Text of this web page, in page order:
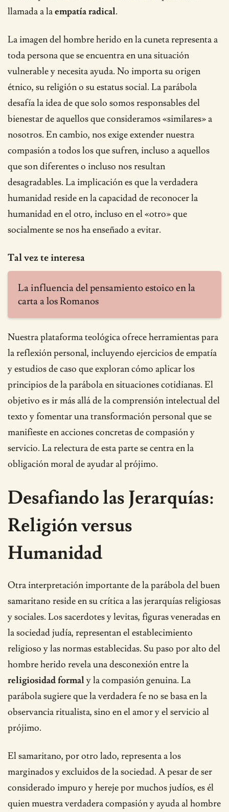
llamada a laempatía radical.
La imagen del hombre herido en la cuneta representa a
toda persona que se encuentra en una situación
vulnerable y necesita ayuda. No importa su origen
étnico, su religión o su estatus social. La parábola
desafía la idea de que solo somos responsables del
bienestar de aquellos que consideramos «similares» a
nosotros. En cambio, nos exige extender nuestra
compasión a todos los que sufren, incluso a aquellos
que son diferentes o incluso nos resultan
desagradables. La implicación es que la verdadera
humanidad reside en la capacidad de reconocer la
humanidad en el otro, incluso en el «otro» que
socialmente se nos ha enseñado a evitar.
Tal vez te interesa
La influencia del pensamiento estoico en la
carta a los Romanos
Nuestra plataforma teológica ofrece herramientas para
la reflexión personal, incluyendo ejercicios de empatía
y estudios de caso que exploran cómo aplicar los
principios de la parábola en situaciones cotidianas. El
objetivo es ir más allá de la comprensión intelectual del
texto y fomentar una transformación personal que se
manifieste en acciones concretas de compasión y
servicio. La relectura de esta parte se centra en la
obligación moral de ayudar al prójimo.
Desafiando las Jerarquías:
Religión versus
Humanidad
Otra interpretación importante de la parábola del buen
samaritano reside en su crítica a las jerarquías religiosas
y sociales. Los sacerdotes y levitas, figuras veneradas en
la sociedad judía, representan el establecimiento
religioso y las normas establecidas. Su paso por alto del
hombre herido revela una desconexión entre la
religiosidad formaly la compasión genuina. La
parábola sugiere que la verdadera fe no se basa en la
observancia ritualista, sino en el amor y el servicio al
prójimo.
El samaritano, por otro lado, representa a los
marginados y excluidos de la sociedad. A pesar de ser
considerado impuro y hereje por muchos judíos, es él
quien muestra verdadera compasión y ayuda al hombre